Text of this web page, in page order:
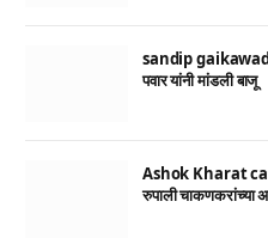
sandip gaikawad
पवार यांनी मांडली बाजू
Ashok Kharat
रुपाली चाकणकरांच्या